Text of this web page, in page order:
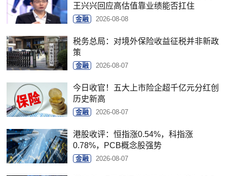
王兴兴回应高估值靠业绩能否扛住
金融 2026-08-08
税务总局：对境外保险收益征税并非新政
策
金融 2026-08-07
今日收官！五大上市险企超千亿元分红创
历史新高
金融 2026-08-07
港股收评：恒指涨0.54%，科指涨
0.78%，PCB概念股强势
金融 2026-08-07